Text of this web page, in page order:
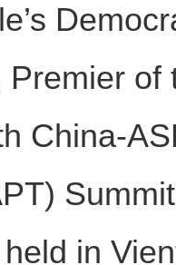
Premier
China-
in